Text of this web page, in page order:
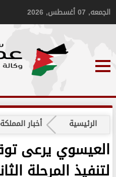
الجمعه, 07 أغسطس, 2026
الرئيسية أخبار المملكة
العيسوي يرعى
لتنفيذ المرحلة